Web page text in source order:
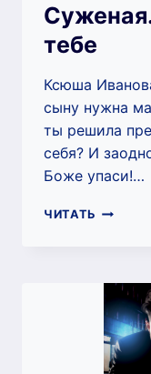
тебе
Ксюша
сыну нужна
ты решила
себя? И
Боже упаси!…
ЧИТАТЬ
ТЕБЕ